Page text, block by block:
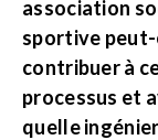
association
sportive
contribuer à
processus et
quelle